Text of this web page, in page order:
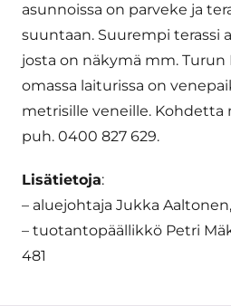
asunnoissa on parveke ja
suuntaan. Suurempi terassi
josta on näkymä mm. Turun
omassa laiturissa on
metrisille veneille. Kohdetta
puh. 0400 827 629.
Lisätietoja:
– aluejohtaja Jukka
– tuotantopäällikkö Petri
481